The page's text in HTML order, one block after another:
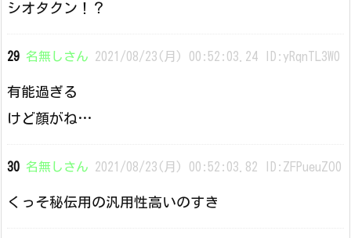
シオタクン！？
29 名無しさん 2021/08/23(月) 00:52:03.24 ID:yRqnTL3W0
有能過ぎる
けど顔がね…
30 名無しさん 2021/08/23(月) 00:52:03.82 ID:ZFPueuZO0
くっそ秘伝用の汎用性高いのすき